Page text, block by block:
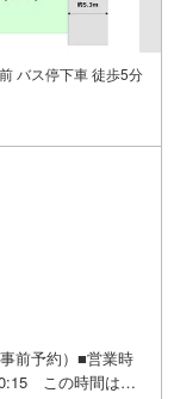
バス停下車 徒歩5分
前予約）■営業時
この時間はお